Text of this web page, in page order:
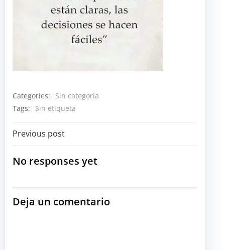
Categories:
Sin categoría
Tags:
Sin etiqueta
Navegación
por
entradas
Previous post
No responses yet
Deja un comentario